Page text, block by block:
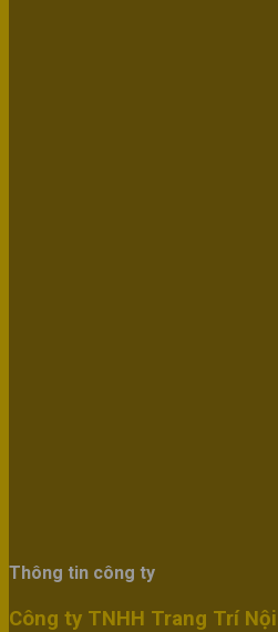
Thông tin công ty
Công ty TNHH Trang Trí